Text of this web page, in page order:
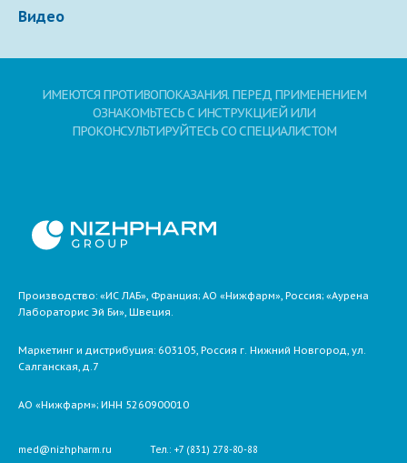
Видео
ИМЕЮТСЯ ПРОТИВОПОКАЗАНИЯ. ПЕРЕД ПРИМЕНЕНИЕМ
ОЗНАКОМЬТЕСЬ С ИНСТРУКЦИЕЙ ИЛИ
ПРОКОНСУЛЬТИРУЙТЕСЬ СО СПЕЦИАЛИСТОМ
Производство: «ИС ЛАБ», Франция; АО «Нижфарм», Россия; «Аурена
Лабораторис Эй Би», Швеция.
Маркетинг и дистрибуция: 603105, Россия г. Нижний Новгород, ул.
Салганская, д.7
АО «Нижфарм»; ИНН 5260900010
med@nizhpharm.ru Тел.: +7 (831) 278-80-88